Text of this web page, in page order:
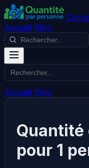
Accueil Blog
Accueil Blog
Quantité
pour 1